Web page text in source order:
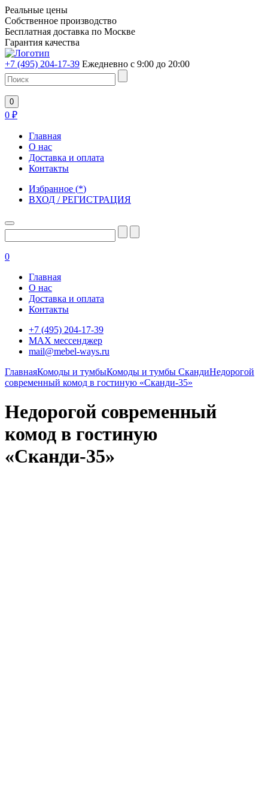
Реальные цены
Собственное производство
Бесплатная доставка по Москве
Гарантия качества
+7 (495) 204-17-39 Ежедневно с 9:00 до 20:00
0
0 ₽
Главная
О нас
Доставка и оплата
Контакты
Избранное (*)
ВХОД / РЕГИСТРАЦИЯ
0
Главная
О нас
Доставка и оплата
Контакты
+7 (495) 204-17-39
MAX мессенджер
mail@mebel-ways.ru
ГлавнаяКомоды и тумбыКомоды и тумбы СкандиНедорогой
современный комод в гостиную «Сканди-35»
Недорогой современный
комод в гостиную
«Сканди-35»